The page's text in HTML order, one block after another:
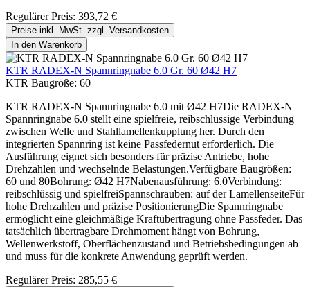
Regulärer Preis: 393,72 €
Preise inkl. MwSt. zzgl. Versandkosten
In den Warenkorb
KTR RADEX-N Spannringnabe 6.0 Gr. 60 Ø42 H7
KTR Baugröße: 60
KTR RADEX-N Spannringnabe 6.0 mit Ø42 H7Die RADEX-N
Spannringnabe 6.0 stellt eine spielfreie, reibschlüssige Verbindung
zwischen Welle und Stahllamellenkupplung her. Durch den
integrierten Spannring ist keine Passfedernut erforderlich. Die
Ausführung eignet sich besonders für präzise Antriebe, hohe
Drehzahlen und wechselnde Belastungen.Verfügbare Baugrößen:
60 und 80Bohrung: Ø42 H7Nabenausführung: 6.0Verbindung:
reibschlüssig und spielfreiSpannschrauben: auf der LamellenseiteFür
hohe Drehzahlen und präzise PositionierungDie Spannringnabe
ermöglicht eine gleichmäßige Kraftübertragung ohne Passfeder. Das
tatsächlich übertragbare Drehmoment hängt von Bohrung,
Wellenwerkstoff, Oberflächenzustand und Betriebsbedingungen ab
und muss für die konkrete Anwendung geprüft werden.
Regulärer Preis: 285,55 €